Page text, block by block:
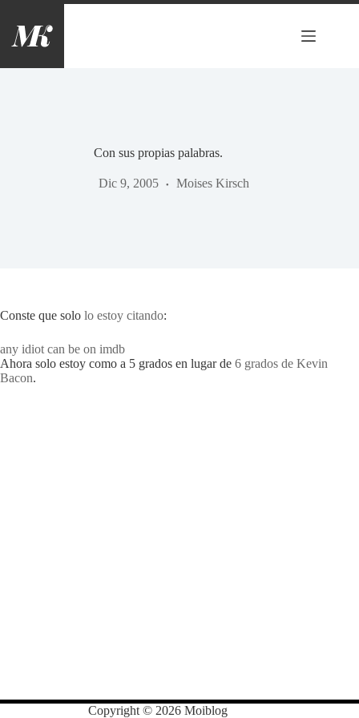
contenido
Con sus propias palabras.
Dic 9, 2005 Moises Kirsch
Conste que solo lo estoy citando:
any idiot can be on imdb
Ahora solo estoy como a 5 grados en lugar de 6 grados de Kevin
Bacon.
Copyright © 2026 Moiblog